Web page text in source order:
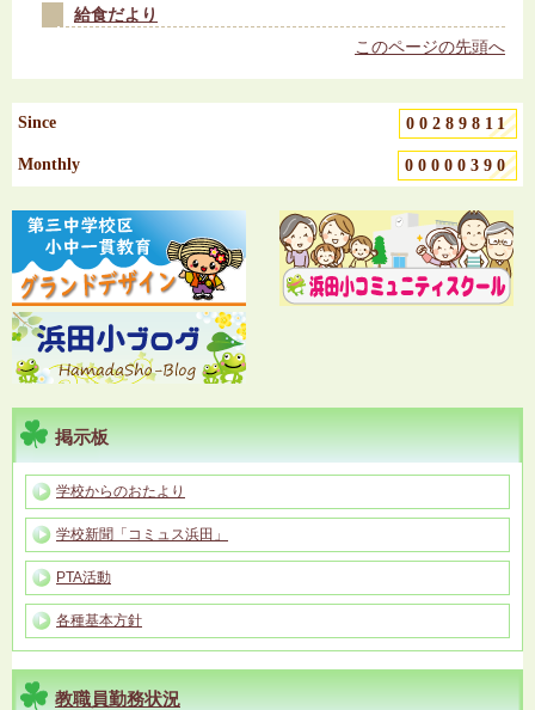
Since 00289811
Monthly 00000390
掲示板
学校からのおたより
学校新聞「コミュス浜田」
PTA活動
各種基本方針
教職員勤務状況
給食だより
このページの先頭へ